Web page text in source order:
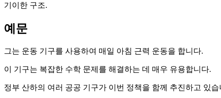
기이한 구조.
예문
그는 운동 기구를 사용하여 매일 아침 근력 운동을 합니다.
이 기구는 복잡한 수학 문제를 해결하는 데 매우 유용합니다.
정부 산하의 여러 공공 기구가 이번 정책을 함께 추진하고 있습